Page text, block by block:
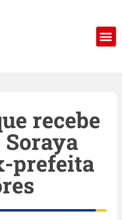
recebe
Soraya
prefeita